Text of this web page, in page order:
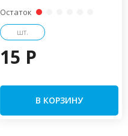
Остаток
шт.
15 P
В КОРЗИНУ